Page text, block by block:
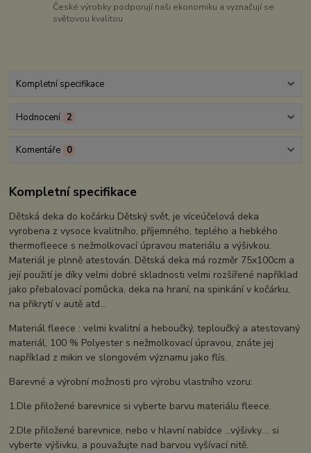
České výrobky podporují naši ekonomiku a vyznačují se
světovou kvalitou
Kompletní specifikace
Hodnocení 2
Komentáře 0
Kompletní specifikace
Dětská deka do kočárku Dětský svět, je víceúčelová deka
vyrobena z vysoce kvalitního, příjemného, teplého a hebkého
thermofleece s nežmolkovací úpravou materiálu a výšivkou.
Materiál je plnně atestován. Dětská deka má rozměr 75x100cm a
její použití je díky velmi dobré skladnosti velmi rozšířené například
jako přebalovací pomůcka, deka na hraní, na spinkání v kočárku,
na přikrytí v autě atd...
Materiál fleece : velmi kvalitní a heboučký, teploučký a atestovaný
materiál, 100 % Polyester s nežmolkovací úpravou, znáte jej
například z mikin ve slongovém významu jako flís.
Barevné a výrobní možnosti pro výrobu vlastního vzoru:
1.Dle přiložené barevnice si vyberte barvu materiálu fleece.
2.Dle přiložené barevnice, nebo v hlavní nabídce ...výšivky.... si
vyberte výšivku, a pouvažujte nad barvou vyšívací nitě.